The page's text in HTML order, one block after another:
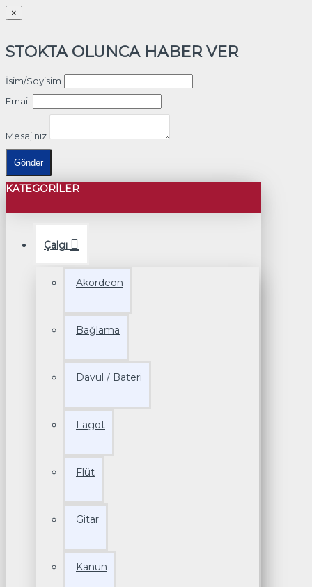
×
STOKTA OLUNCA HABER VER
İsim/Soyisim
Email
Mesajınız
Gönder
KATEGORILER
Çalgı
Akordeon
Bağlama
Davul / Bateri
Fagot
Flüt
Gitar
Kanun